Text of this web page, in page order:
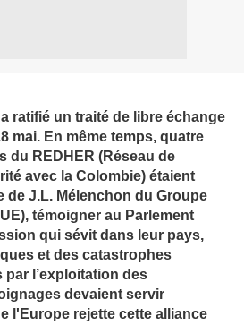
ratifié un traité de libre échange
mai. En même temps, quatre
du REDHER (Réseau de
avec la Colombie) étaient
de J.L. Mélenchon du Groupe
témoigner au Parlement
qui sévit dans leur pays,
et des catastrophes
l’exploitation des
devaient servir
l'Europe rejette cette alliance